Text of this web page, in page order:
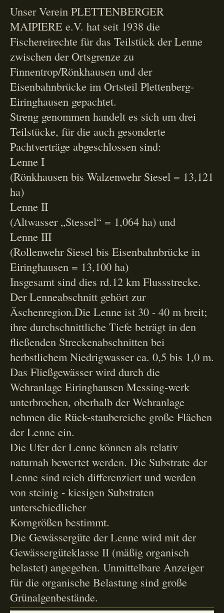
Unser Verein PLETTENBERGER
MAIPIERE e.V. hat seit 1938 die
Fischereirechte für das Teilstück der Lenne
zwischen der Ortsgrenze zu
Finnentrop/Rönkhausen und der
Eisenbahnbrücke im Ortsteil Plettenberg-
Eiringhausen gepachtet.
Streng genommen handelt es sich um drei
Teilstücke, für die auch gesonderte
Pachtverträge abgeschlossen sind:
Lenne I
(Rönkhausen bis Walzenwehr Siesel = 13,121
ha)
Lenne II
(Altwasser „Stessel“ = 1,064 ha) und
Lenne III
(Rollenwehr Siesel bis Eisenbahnbrücke in
Eiringhausen = 13,100 ha)
Insgesamt sind dies rd.12 km Flussstrecke.
Der Lenneabschnitt gehört zur
Äschenregion.Die Lenne ist 30 - 40 m breit;
ihre durchschnittliche Tiefe beträgt in den
fließenden Streckenabschnitten bei
herbstlichem Niedrigwasser ca. 0,5 bis 1,0 m.
Das Fließgewässer wird durch die
Wehranlage Eiringhausen Messing-werk
unterbrochen, oberhalb der Wehranlage
nehmen die Rück-staubereiche große Flächen
der Lenne ein.
Die Ufer der Lenne können als relativ
naturnah bewertet werden. Die Substrate der
Lenne sind reich differenziert und werden
von steinig - kiesigen Substraten
unterschiedlicher
Korngrößen bestimmt.
Die Gewässergüte der Lenne wird mit der
Gewässergüteklasse II (mäßig organisch
belastet) angegeben. Unmittelbare Anzeiger
für die organische Belastung sind große
Grünalgenbestände.